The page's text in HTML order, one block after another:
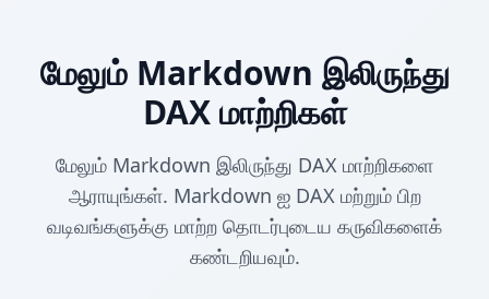
மேலும் Markdown இலிருந்து
DAX மாற்றிகள்
மேலும் Markdown இலிருந்து DAX மாற்றிகளை
ஆராயுங்கள். Markdown ஐ DAX மற்றும் பிற
வடிவங்களுக்கு மாற்ற தொடர்புடைய கருவிகளைக்
கண்டறியவும்.